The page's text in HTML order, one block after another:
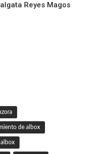
Reyes Magos
de albox